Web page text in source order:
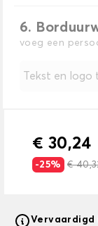
6.
voeg een
Tekst en
€ 30,24
-25% €
Vervaardigd